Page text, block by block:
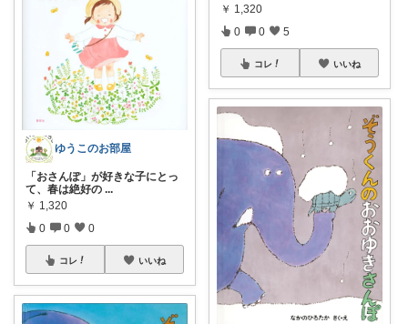
ゆうこのお部屋
「おさんぽ」が好きな子にとっ
て、春は絶好の ...
￥ 1,320
0 0 0
コレ いいね
￥ 1,320
0 0 5
コレ いいね